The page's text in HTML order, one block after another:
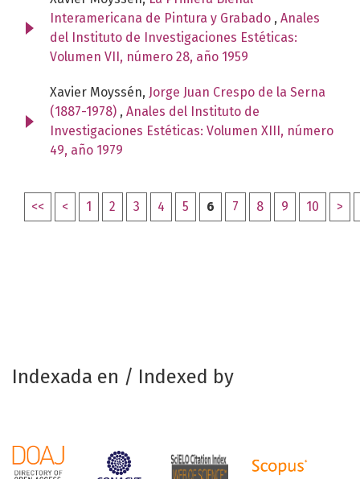
Interamericana de Pintura y Grabado , Anales
del Instituto de Investigaciones Estéticas:
Volumen VII, número 28, año 1959
Xavier Moyssén, Jorge Juan Crespo de la Serna
(1887-1978) , Anales del Instituto de
Investigaciones Estéticas: Volumen XIII, número
49, año 1979
<< < 1 2 3 4 5 6 7 8 9 10 >
Indexada en / Indexed by